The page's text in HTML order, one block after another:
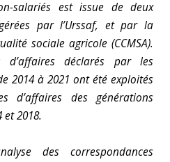
salariés est issue de deux
par l’Urssaf, et par la
sociale agricole (CCMSA).
déclarés par les
2014 à 2021 ont été exploités
d’affaires des générations
2018.
des correspondances